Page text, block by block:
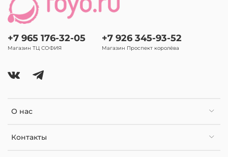
О нас
Контакты
+7 965 176-32-05
Магазин ТЦ СОФИЯ
+7 926 345-93-52
Магазин Проспект королёва